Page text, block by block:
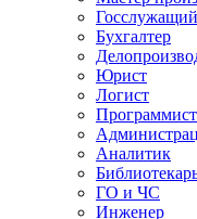
Госслужащий
Бухгалтер
Юрист
Логист
Программист
Аналитик
ГО и ЧС
Инженер